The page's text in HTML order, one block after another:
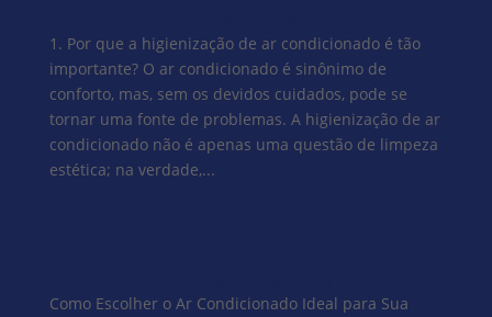
1. Por que a higienização de ar condicionado é tão
importante? O ar condicionado é sinônimo de
conforto, mas, sem os devidos cuidados, pode se
tornar uma fonte de problemas. A higienização de ar
condicionado não é apenas uma questão de limpeza
estética; na verdade,...
Como Escolher o Ar Condicionado Ideal para Sua